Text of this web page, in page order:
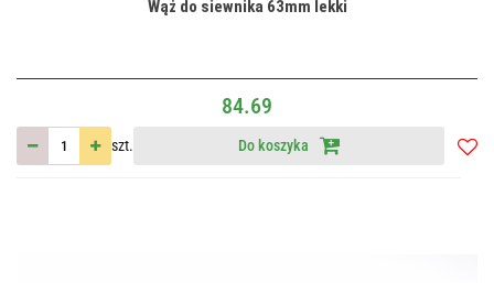
Wąż do siewnika 63mm lekki
84.69
szt. Do koszyka